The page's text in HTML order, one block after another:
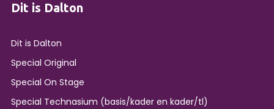
Dit is Dalton
Dit is Dalton
Special Original
Special On Stage
Special Technasium (basis/kader en kader/tl)